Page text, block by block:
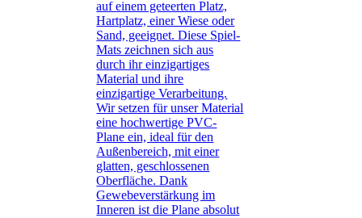
auf einem geteerten Platz,
Hartplatz, einer Wiese oder
Sand, geeignet. Diese Spiel-
Mats zeichnen sich aus
durch ihr einzigartiges
Material und ihre
einzigartige Verarbeitung.
Wir setzen für unser Material
eine hochwertige PVC-
Plane ein, ideal für den
Außenbereich, mit einer
glatten, geschlossenen
Oberfläche. Dank
Gewebeverstärkung im
Inneren ist die Plane absolut